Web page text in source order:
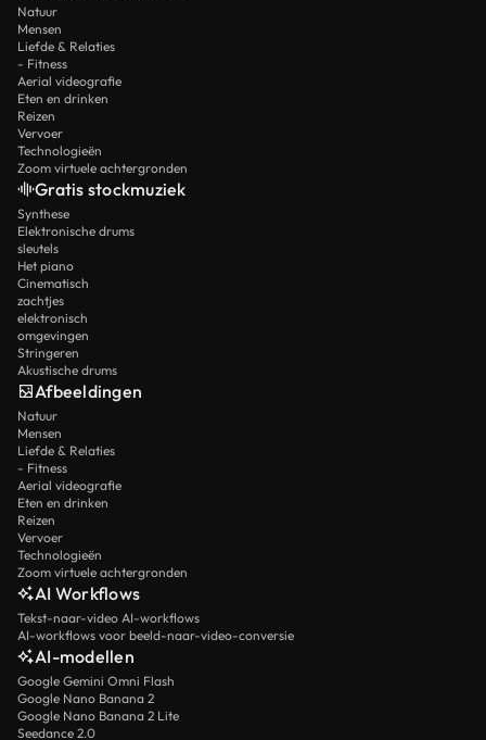
Natuur
Mensen
Liefde & Relaties
- Fitness
Aerial videografie
Eten en drinken
Reizen
Vervoer
Technologieën
Zoom virtuele achtergronden
Gratis stockmuziek
Synthese
Elektronische drums
sleutels
Het piano
Cinematisch
zachtjes
elektronisch
omgevingen
Stringeren
Akustische drums
Afbeeldingen
Natuur
Mensen
Liefde & Relaties
- Fitness
Aerial videografie
Eten en drinken
Reizen
Vervoer
Technologieën
Zoom virtuele achtergronden
AI Workflows
Tekst-naar-video AI-workflows
AI-workflows voor beeld-naar-video-conversie
AI-modellen
Google Gemini Omni Flash
Google Nano Banana 2
Google Nano Banana 2 Lite
Seedance 2.0